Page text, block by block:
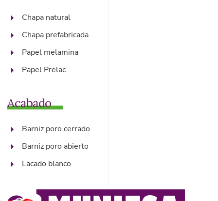
Chapa natural
Chapa prefabricada
Papel melamina
Papel Prelac
Acabado
Barniz poro cerrado
Barniz poro abierto
Lacado blanco